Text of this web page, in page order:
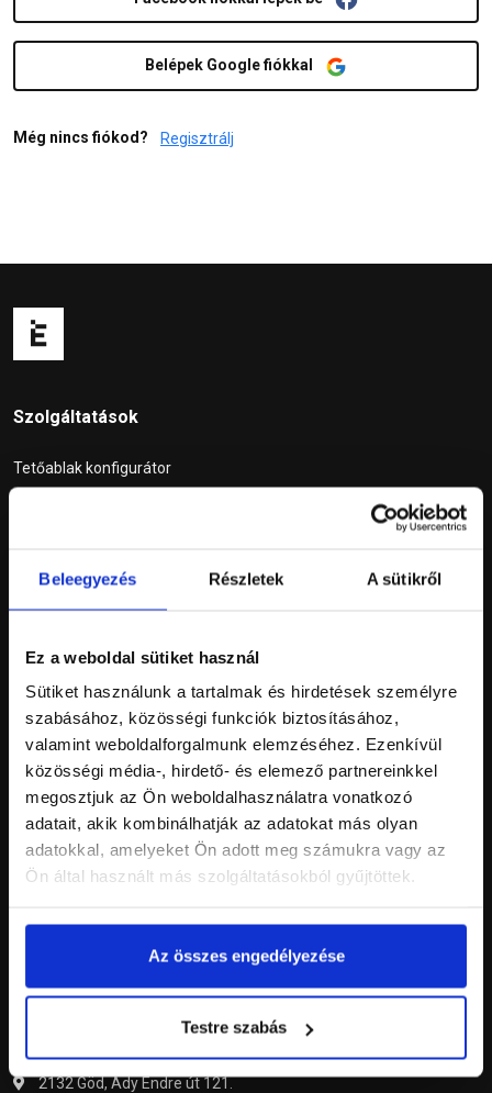
Beleegyezés Részletek A sütikről
Ez a weboldal sütiket használ
Sütiket használunk a tartalmak és hirdetések személyre
szabásához, közösségi funkciók biztosításához,
valamint weboldalforgalmunk elemzéséhez. Ezenkívül
közösségi média-, hirdető- és elemező partnereinkkel
megosztjuk az Ön weboldalhasználatra vonatkozó
adatait, akik kombinálhatják az adatokat más olyan
adatokkal, amelyeket Ön adott meg számukra vagy az
Ön által használt más szolgáltatásokból gyűjtöttek.
Az összes engedélyezése
Testre szabás
Belépek Google fiókkal
Még nincs fiókod? Regisztrálj
Szolgáltatások
Tetőablak konfigurátor
Információk
ÁSZF
Elállási nyilatkozat
Fizetési módok
Szállítási információk
Átvételi pont
2132 Göd, Ady Endre út 121.